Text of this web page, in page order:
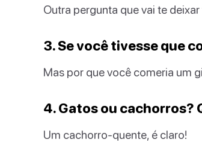
Outra pergunta que vai te
3. Se você tivesse que
Mas por que você comeria um
4. Gatos ou cachorros?
Um cachorro-quente, é claro!